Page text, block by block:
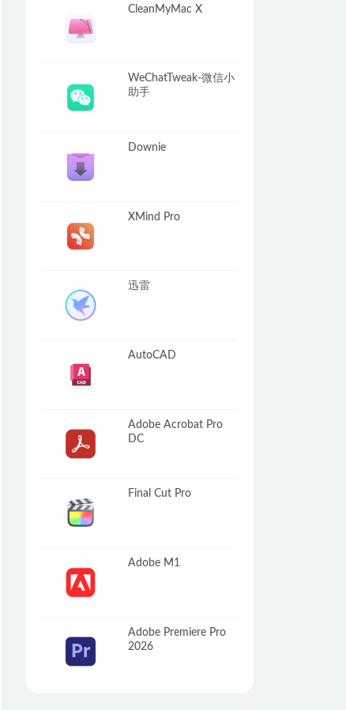
CleanMyMac X
WeChatTweak-微信小
助手
Downie
XMind Pro
迅雷
AutoCAD
Adobe Acrobat Pro
DC
Final Cut Pro
Adobe M1
Adobe Premiere Pro
2026